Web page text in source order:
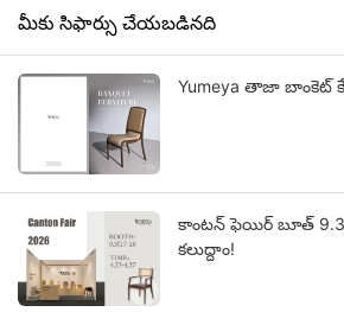
మీకు సిఫార్సు చేయబడినది
Yumeya తాజా బాంకెట్
కాంటన్ ఫెయిర్ బూత్
కలుద్దాం!